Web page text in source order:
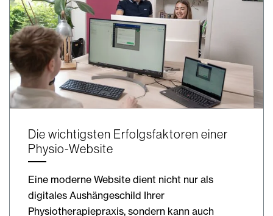
Die wichtigsten Erfolgsfaktoren einer
Physio-Website
Eine moderne Website dient nicht nur als
digitales Aushängeschild Ihrer
Physiotherapiepraxis, sondern kann auch